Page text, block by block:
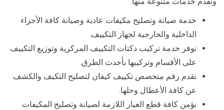
خدمة صيانة وتصليح مكيفات عادية وصيانة كافة الأجزاء
الداخلية والخارجية لجهاز التكييف.
نوفر خدمة تركيب دكتات التكييف المركزية وتوزيع التكييف
على الأقسام وتركيبها بأحدث الطرق.
نقدم رقم متخصص تكييف كيفان لتصليح التكيف والكشف
عن كافة الأعطال وحلها.
نؤمن كافة قطع الغيار اللازمة لصيانة وتصليح المكيفات